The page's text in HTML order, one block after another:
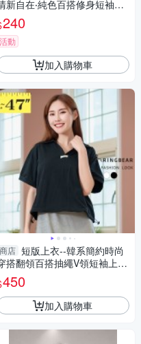
新自在‧純色百搭修身短袖襯
衫上衣
240
活動
加入購物車
商店 短版上衣--韓系簡約時尚
搭翻領百搭抽繩V領短袖上衣
(白.黑L-3L)-U719眼圈熊中大尺
450
加入購物車